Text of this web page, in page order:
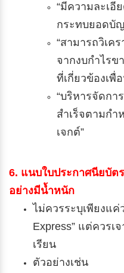
“มีความละเอี
กระทบยอดบั
“สามารถวิเค
จากงบกำไรข
ที่เกี่ยวข้องเพื่
“บริหารจัดกา
สำเร็จตามก
เจกต์”
6. แนบใบประกาศนียบัต
อย่างมีน้ำหนัก
ไม่ควรระบุเพียงแค่
Express” แต่ควรเ
เรียน
ตัวอย่างเช่น